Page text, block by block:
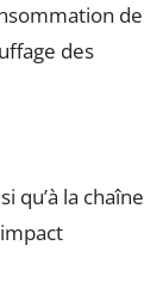
de
des
qu’à la chaîne